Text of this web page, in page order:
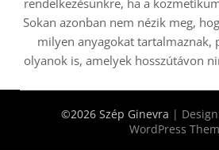
rendelkezésünkre, ha a
Sokan azonban nem nézik meg,
milyen anyagokat tartalmaznak,
olyanok is, amelyek hosszútávon
©2026 Szép Ginevra |
WordPress